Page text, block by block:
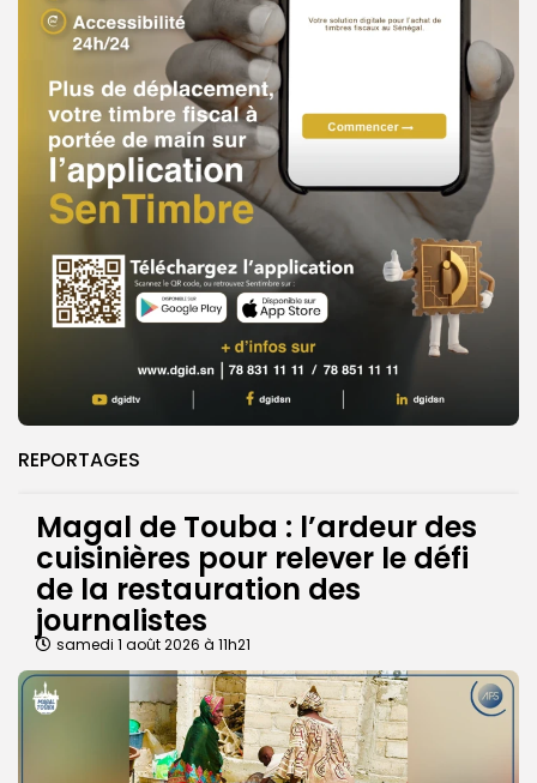
REPORTAGES
Magal de Touba : l’ardeur des
cuisinières pour relever le défi
de la restauration des
journalistes
samedi 1 août 2026 à 11h21